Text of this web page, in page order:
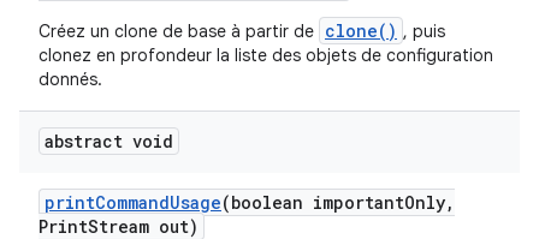
Créez un clone de base à partir de clone() , puis
clonez en profondeur la liste des objets de configuration
donnés.
abstract void
printCommandUsage(boolean importantOnly,
PrintStream out)